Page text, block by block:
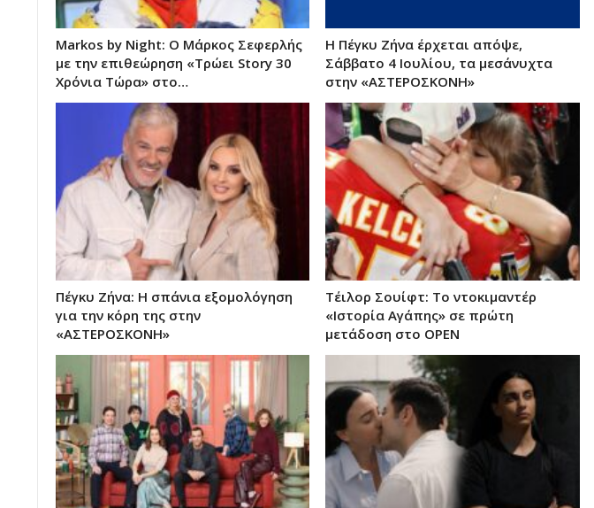
Markos by Night: Ο Μάρκος Σεφερλής
με την επιθεώρηση «Τρώει Story 30
Χρόνια Τώρα» στο…
Η Πέγκυ Ζήνα έρχεται απόψε,
Σάββατο 4 Ιουλίου, τα μεσάνυχτα
στην «ΑΣΤΕΡΟΣΚΟΝΗ»
Πέγκυ Ζήνα: Η σπάνια εξομολόγηση
για την κόρη της στην
«ΑΣΤΕΡΟΣΚΟΝΗ»
Τέιλορ Σουίφτ: Το ντοκιμαντέρ
«Ιστορία Αγάπης» σε πρώτη
μετάδοση στο OPEN